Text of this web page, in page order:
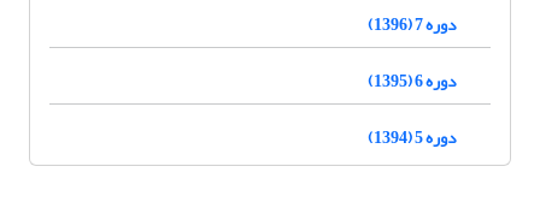
دوره 7 (1396)
دوره 6 (1395)
دوره 5 (1394)